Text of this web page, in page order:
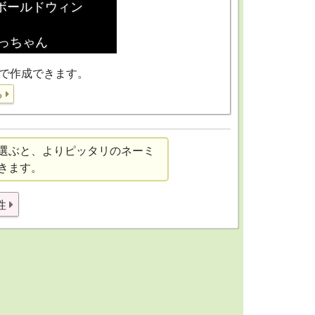
作成できます。
ぶと、よりピッタリのネーミ
ます。